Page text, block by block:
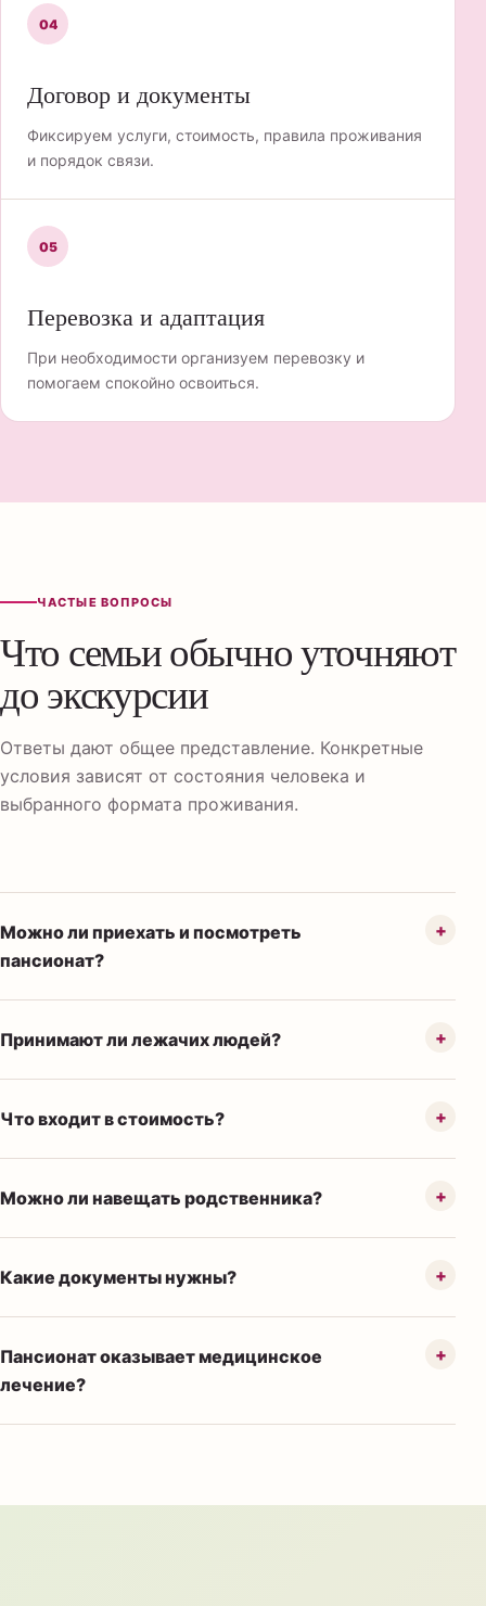
04
Договор и документы
Фиксируем услуги, стоимость, правила проживания
и порядок связи.
05
Перевозка и адаптация
При необходимости организуем перевозку и
помогаем спокойно освоиться.
ЧАСТЫЕ ВОПРОСЫ
Что семьи обычно уточняют
до экскурсии
Ответы дают общее представление. Конкретные
условия зависят от состояния человека и
выбранного формата проживания.
Можно ли приехать и посмотреть
пансионат?
Принимают ли лежачих людей?
Что входит в стоимость?
Можно ли навещать родственника?
Какие документы нужны?
Пансионат оказывает медицинское
лечение?